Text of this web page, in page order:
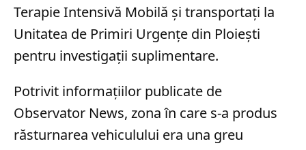
Terapie Intensivă Mobilă și transportați la
Unitatea de Primiri Urgențe din Ploiești
pentru investigații suplimentare.
Potrivit informațiilor publicate de
Observator News, zona în care s-a produs
răsturnarea vehiculului era una greu